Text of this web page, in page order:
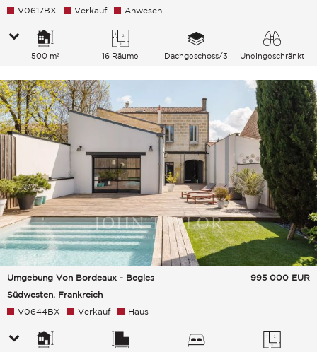
V0617BX Verkauf Anwesen
500 m² 16 Räume Dachgeschoss/3
Uneingeschränkt
Umgebung Von Bordeaux - Begles
Südwesten, Frankreich
995 000 EUR
V0644BX Verkauf Haus